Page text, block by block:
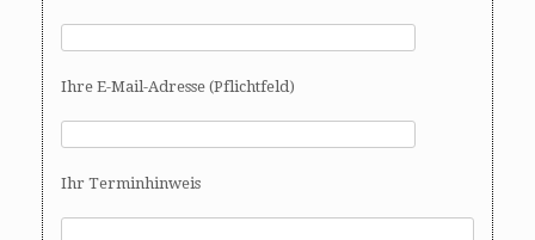
Ihre E-Mail-Adresse (Pflichtfeld)
Ihr Terminhinweis